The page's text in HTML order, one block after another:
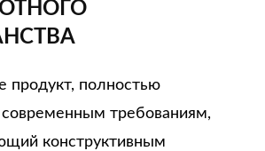
продукт, полностью
требованиям,
конструктивным